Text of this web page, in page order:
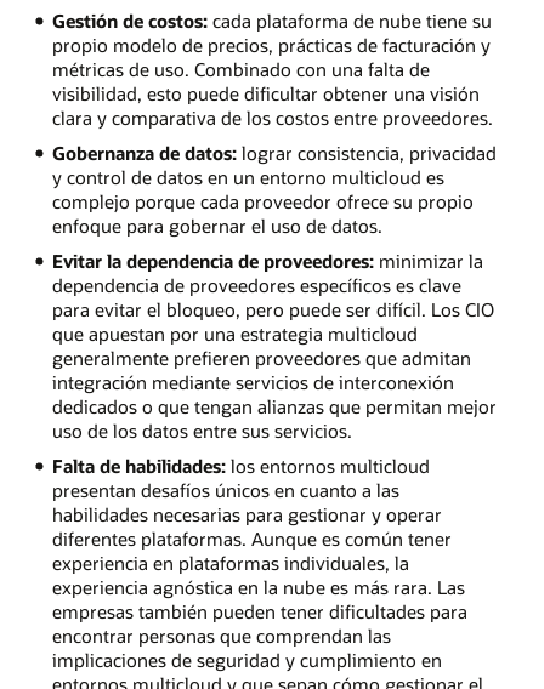
Gestión de costos:cada plataforma de nube tiene su
propio modelo de precios, prácticas de facturación y
métricas de uso. Combinado con una falta de
visibilidad, esto puede dificultar obtener una visión
clara y comparativa de los costos entre proveedores.
Gobernanza de datos:lograr consistencia, privacidad
y control de datos en un entorno multicloud es
complejo porque cada proveedor ofrece su propio
enfoque para gobernar el uso de datos.
Evitar la dependencia de proveedores:minimizar la
dependencia de proveedores específicos es clave
para evitar el bloqueo, pero puede ser difícil. Los CIO
que apuestan por una estrategia multicloud
generalmente prefieren proveedores que admitan
integración mediante servicios de interconexión
dedicados o que tengan alianzas que permitan mejor
uso de los datos entre sus servicios.
Falta de habilidades:los entornos multicloud
presentan desafíos únicos en cuanto a las
habilidades necesarias para gestionar y operar
diferentes plataformas. Aunque es común tener
experiencia en plataformas individuales, la
experiencia agnóstica en la nube es más rara. Las
empresas también pueden tener dificultades para
encontrar personas que comprendan las
implicaciones de seguridad y cumplimiento en
entornos multicloud y que sepan cómo gestionar el